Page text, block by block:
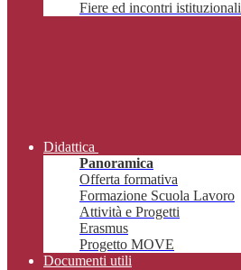
Fiere ed incontri istituzionali
Didattica
Panoramica
Offerta formativa
Formazione Scuola Lavoro
Attività e Progetti
Erasmus
Progetto MOVE
Documenti utili